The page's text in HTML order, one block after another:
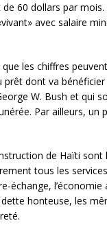
60 dollars par
avec salaire
les chiffres
dont va
W. Bush et qui
Par ailleurs,
de Haïti
tous les
échange,
honteuse, les